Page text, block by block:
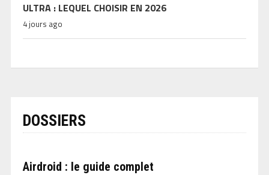
ULTRA : LEQUEL CHOISIR EN 2026
4 jours ago
DOSSIERS
Airdroid : le guide complet